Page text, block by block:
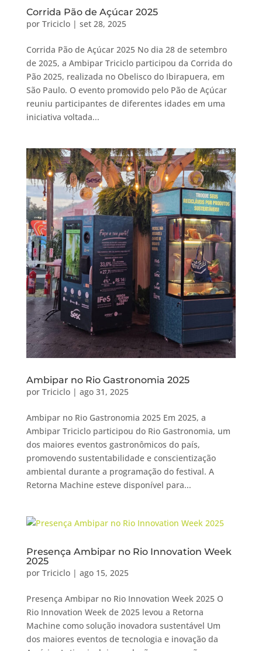
Corrida Pão de Açúcar 2025
por Triciclo| set 28, 2025
Corrida Pão de Açúcar 2025 No dia 28 de setembro
de 2025, a Ambipar Triciclo participou da Corrida do
Pão 2025, realizada no Obelisco do Ibirapuera, em
São Paulo. O evento promovido pelo Pão de Açúcar
reuniu participantes de diferentes idades em uma
iniciativa voltada...
Ambipar no Rio Gastronomia 2025
por Triciclo| ago 31, 2025
Ambipar no Rio Gastronomia 2025 Em 2025, a
Ambipar Triciclo participou do Rio Gastronomia, um
dos maiores eventos gastronômicos do país,
promovendo sustentabilidade e conscientização
ambiental durante a programação do festival. A
Retorna Machine esteve disponível para...
Presença Ambipar no Rio Innovation Week
2025
por Triciclo| ago 15, 2025
Presença Ambipar no Rio Innovation Week 2025 O
Rio Innovation Week de 2025 levou a Retorna
Machine como solução inovadora sustentável Um
dos maiores eventos de tecnologia e inovação da